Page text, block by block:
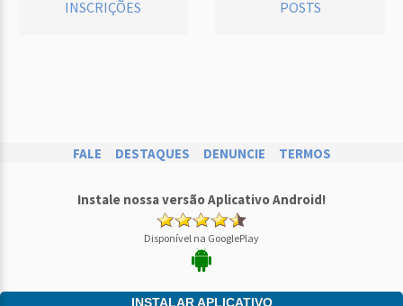
INSCRIÇÕES POSTS
FALE DESTAQUES DENUNCIE TERMOS
Instale nossa versão Aplicativo Android!
Disponível na GooglePlay
INSTALAR APLICATIVO